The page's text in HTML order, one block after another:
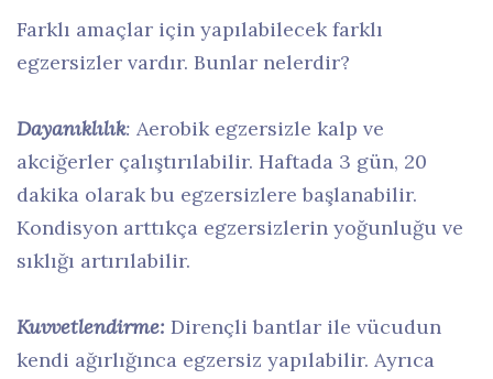
Farklı amaçlar için yapılabilecek farklı
egzersizler vardır. Bunlar nelerdir?
Dayanıklılık: Aerobik egzersizle kalp ve
akciğerler çalıştırılabilir. Haftada 3 gün, 20
dakika olarak bu egzersizlere başlanabilir.
Kondisyon arttıkça egzersizlerin yoğunluğu ve
sıklığı artırılabilir.
Kuvvetlendirme: Dirençli bantlar ile vücudun
kendi ağırlığınca egzersiz yapılabilir. Ayrıca